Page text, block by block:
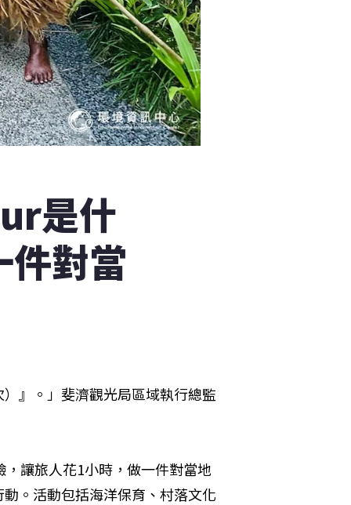
是什
件對當
』。」斐濟觀光局區域執行總監
讓旅人花1小時，做一件對當地
。活動包括海洋保育、村落文化